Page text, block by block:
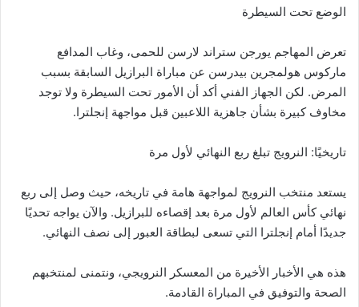
الوضع تحت السيطرة
تعرض المهاجم يورجن ستراند لارسن للحمى، وغاب المدافع
ماركوس هولمجرين بيدرسن عن مباراة البرازيل السابقة بسبب
المرض. لكن الجهاز الفني أكد أن الأمور تحت السيطرة ولا توجد
مخاوف كبيرة بشأن جاهزية اللاعبين قبل مواجهة إنجلترا.
تاريخيًا: النرويج تبلغ ربع النهائي لأول مرة
يستعد منتخب النرويج لمواجهة هامة في تاريخه، حيث وصل إلى ربع
نهائي كأس العالم لأول مرة بعد إقصاءه للبرازيل. والآن يواجه تحديًا
جديدًا أمام إنجلترا التي تسعى لبطاقة العبور إلى نصف النهائي.
هذه هي الأخبار الأخيرة من المعسكر النرويجي، ونتمنى لمنتخبهم
الصحة والتوفيق في المباراة القادمة.